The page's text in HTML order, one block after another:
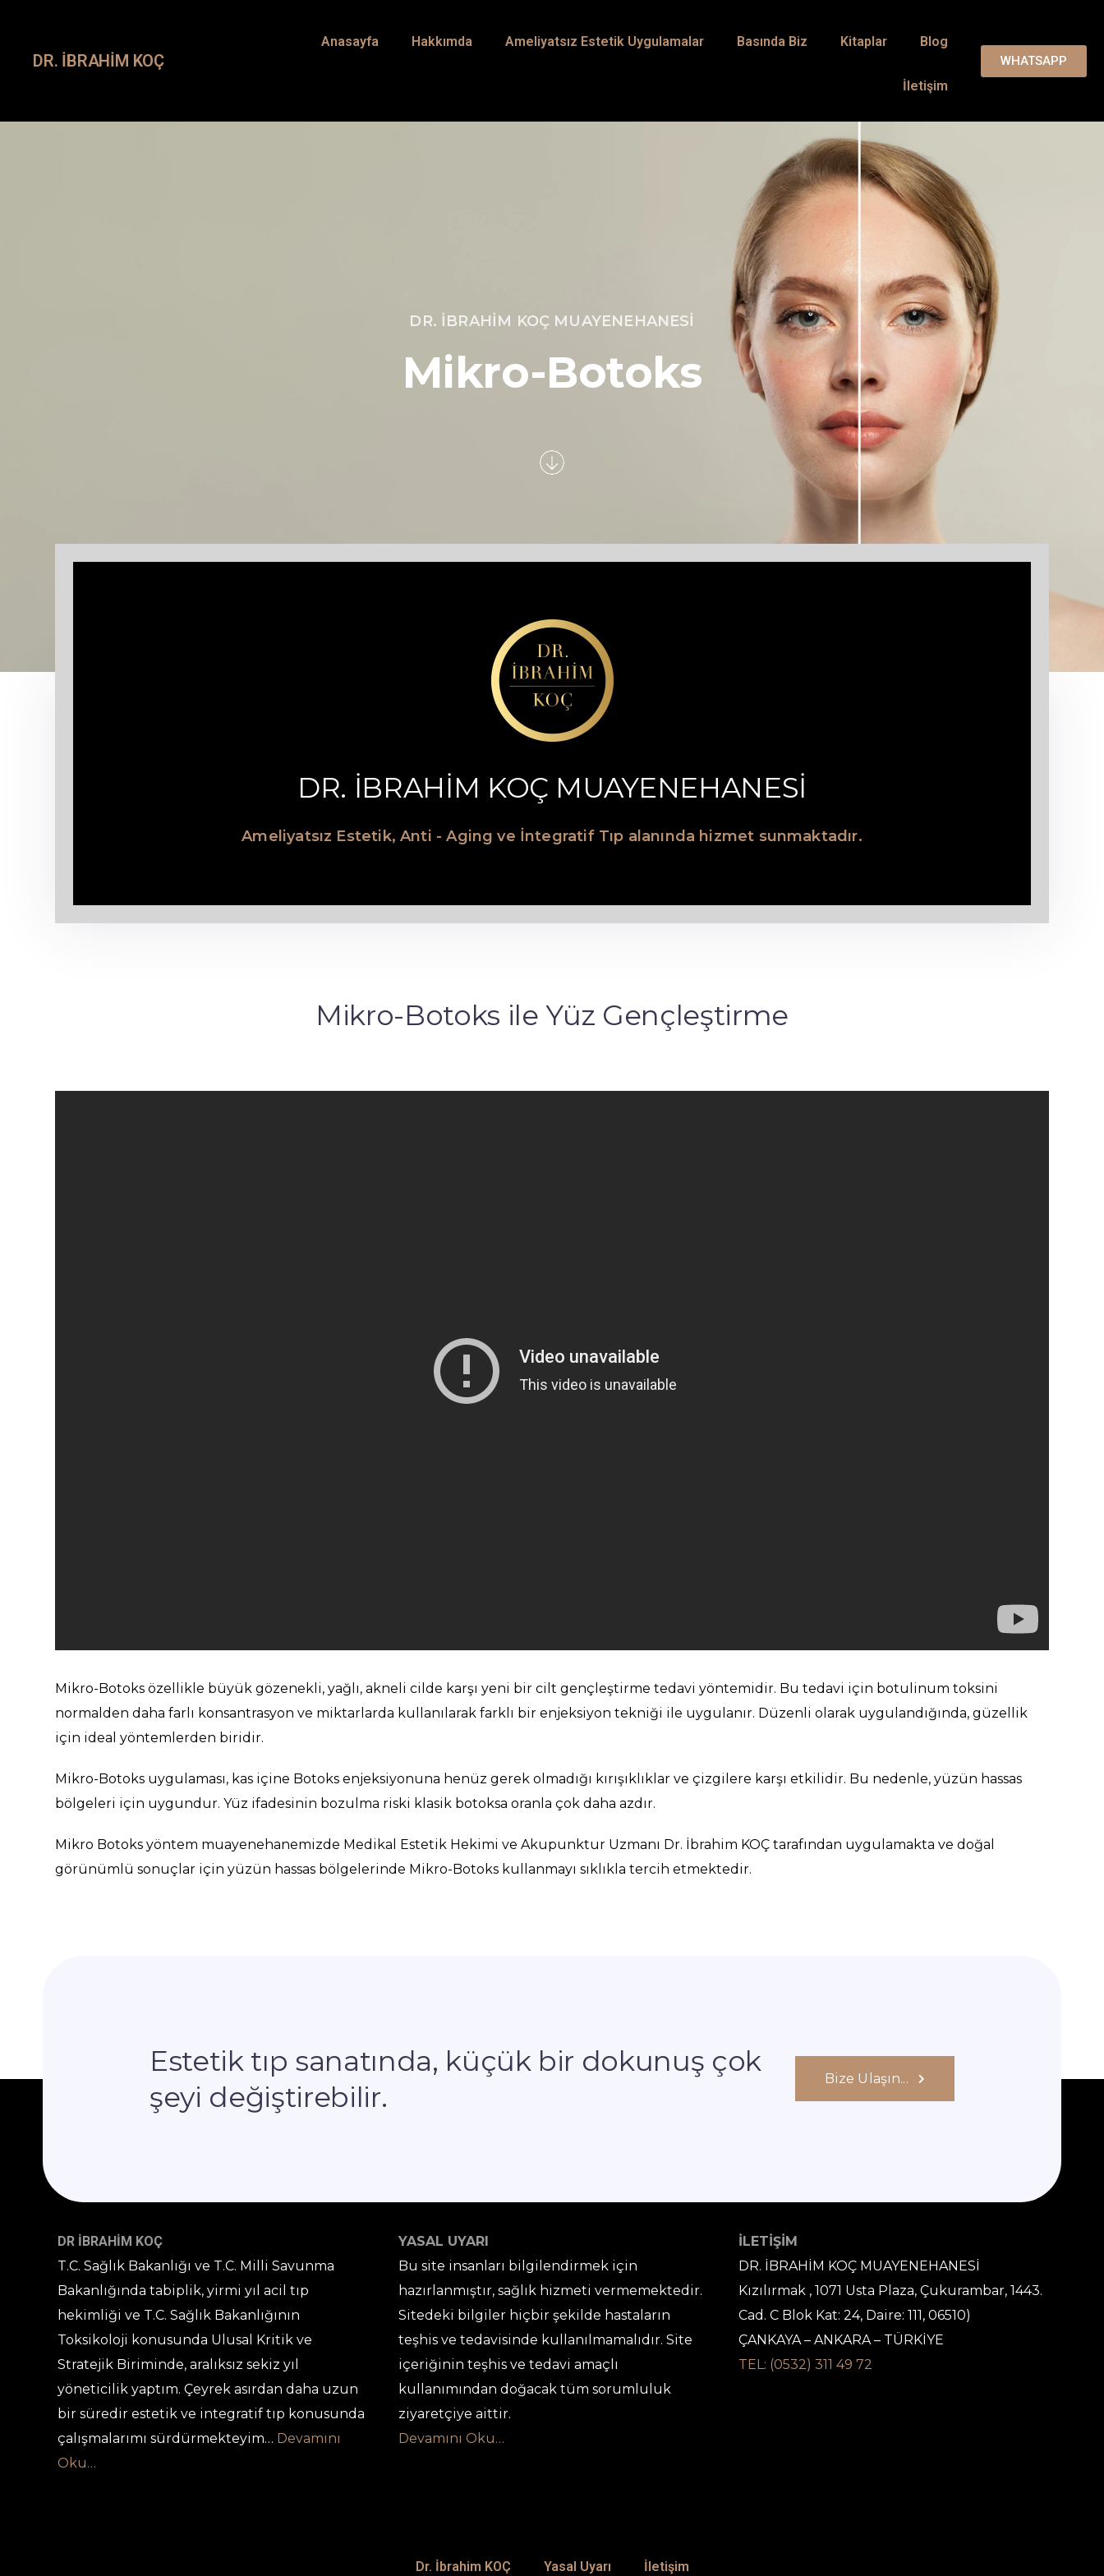
DR. İBRAHIM KOÇ
Anasayfa Hakkımda Ameliyatsız Estetik Uygulamalar Basında Biz Kitaplar Blog
İletişim
WHATSAPP
DR. İBRAHİM KOÇ MUAYENEHANESİ
Mikro-Botoks
DR. İBRAHİM KOÇ MUAYENEHANESİ
Ameliyatsız Estetik, Anti - Aging ve İntegratif Tıp alanında hizmet sunmaktadır.
Mikro-Botoks ile Yüz Gençleştirme
Mikro-Botoks özellikle büyük gözenekli, yağlı, akneli cilde karşı yeni bir cilt gençleştirme tedavi yöntemidir. Bu tedavi için botulinum toksini
normalden daha farlı konsantrasyon ve miktarlarda kullanılarak farklı bir enjeksiyon tekniği ile uygulanır. Düzenli olarak uygulandığında, güzellik
için ideal yöntemlerden biridir.
Mikro-Botoks uygulaması, kas içine Botoks enjeksiyonuna henüz gerek olmadığı kırışıklıklar ve çizgilere karşı etkilidir. Bu nedenle, yüzün hassas
bölgeleri için uygundur. Yüz ifadesinin bozulma riski klasik botoksa oranla çok daha azdır.
Mikro Botoks yöntem muayenehanemizde Medikal Estetik Hekimi ve Akupunktur Uzmanı Dr. İbrahim KOÇ tarafından uygulamakta ve doğal
görünümlü sonuçlar için yüzün hassas bölgelerinde Mikro-Botoks kullanmayı sıklıkla tercih etmektedir.
Estetik tıp sanatında, küçük bir dokunuş çok
şeyi değiştirebilir.
Bize Ulaşın...
DR İBRAHİM KOÇ
T.C. Sağlık Bakanlığı ve T.C. Milli Savunma
Bakanlığında tabiplik, yirmi yıl acil tıp
hekimliği ve T.C. Sağlık Bakanlığının
Toksikoloji konusunda Ulusal Kritik ve
Stratejik Biriminde, aralıksız sekiz yıl
yöneticilik yaptım. Çeyrek asırdan daha uzun
bir süredir estetik ve integratif tıp konusunda
çalışmalarımı sürdürmekteyim… Devamını
Oku…
YASAL UYARI
Bu site insanları bilgilendirmek için
hazırlanmıştır, sağlık hizmeti vermemektedir.
Sitedeki bilgiler hiçbir şekilde hastaların
teşhis ve tedavisinde kullanılmamalıdır. Site
içeriğinin teşhis ve tedavi amaçlı
kullanımından doğacak tüm sorumluluk
ziyaretçiye aittir.
Devamını Oku…
İLETİŞİM
DR. İBRAHİM KOÇ MUAYENEHANESİ
Kızılırmak , 1071 Usta Plaza, Çukurambar, 1443.
Cad. C Blok Kat: 24, Daire: 111, 06510)
ÇANKAYA – ANKARA – TÜRKİYE
TEL: (0532) 311 49 72
Dr. İbrahim KOÇ Yasal Uyarı İletişim